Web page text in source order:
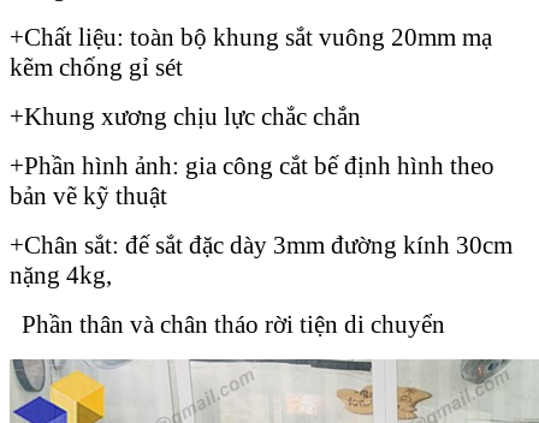
+Chất liệu: toàn bộ khung sắt vuông 20mm mạ
kẽm chống gỉ sét
+Khung xương chịu lực chắc chắn
+Phần hình ảnh: gia công cắt bế định hình theo
bản vẽ kỹ thuật
+Chân sắt: đế sắt đặc dày 3mm đường kính 30cm
nặng 4kg,
Phần thân và chân tháo rời tiện di chuyển